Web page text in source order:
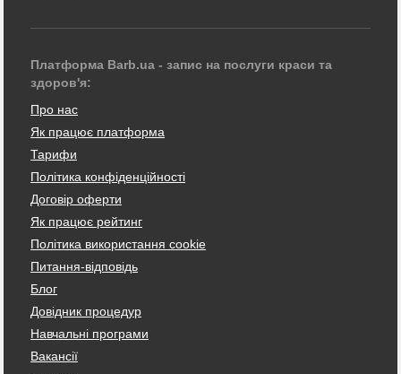
Платформа Barb.ua - запис на послуги краси та
здоров'я:
Про нас
Як працює платформа
Тарифи
Політика конфіденційності
Договір оферти
Як працює рейтинг
Політика використання cookie
Питання-відповідь
Блог
Довідник процедур
Навчальні програми
Вакансії